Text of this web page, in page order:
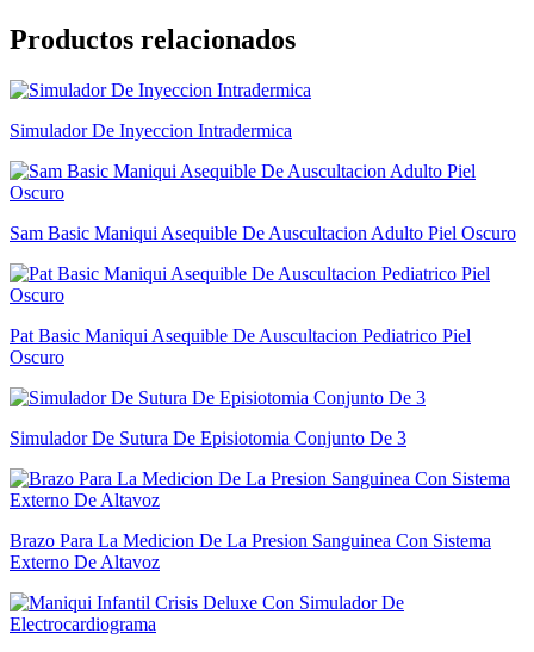
Productos relacionados
Simulador De Inyeccion Intradermica
Sam Basic Maniqui Asequible De Auscultacion Adulto Piel Oscuro
Pat Basic Maniqui Asequible De Auscultacion Pediatrico Piel
Oscuro
Simulador De Sutura De Episiotomia Conjunto De 3
Brazo Para La Medicion De La Presion Sanguinea Con Sistema
Externo De Altavoz